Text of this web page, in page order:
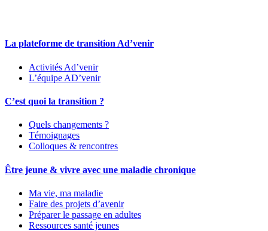
La plateforme de transition Ad’venir
Activités Ad’venir
L’équipe AD’venir
C’est quoi la transition ?
Quels changements ?
Témoignages
Colloques & rencontres
Être jeune & vivre avec une maladie chronique
Ma vie, ma maladie
Faire des projets d’avenir
Préparer le passage en adultes
Ressources santé jeunes